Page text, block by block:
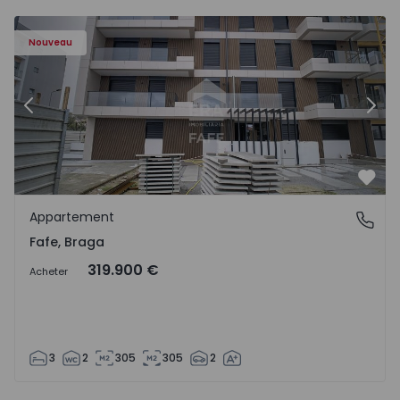
Nouveau
Précédent
Fafe, Braga
Appartement
Fafe, Braga
Acheter 319.900 €
3 2 305 305 2